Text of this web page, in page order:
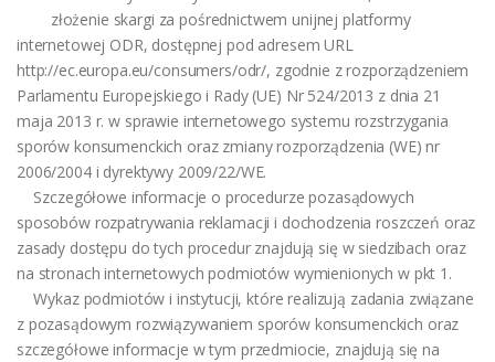
złożenie skargi za pośrednictwem unijnej platformy
internetowej ODR, dostępnej pod adresem URL
http://ec.europa.eu/consumers/odr/, zgodnie z rozporządzeniem
Parlamentu Europejskiego i Rady (UE) Nr 524/2013 z dnia 21
maja 2013 r. w sprawie internetowego systemu rozstrzygania
sporów konsumenckich oraz zmiany rozporządzenia (WE) nr
2006/2004 i dyrektywy 2009/22/WE.
Szczegółowe informacje o procedurze pozasądowych
sposobów rozpatrywania reklamacji i dochodzenia roszczeń oraz
zasady dostępu do tych procedur znajdują się w siedzibach oraz
na stronach internetowych podmiotów wymienionych w pkt 1.
Wykaz podmiotów i instytucji, które realizują zadania związane
z pozasądowym rozwiązywaniem sporów konsumenckich oraz
szczegółowe informacje w tym przedmiocie, znajdują się na